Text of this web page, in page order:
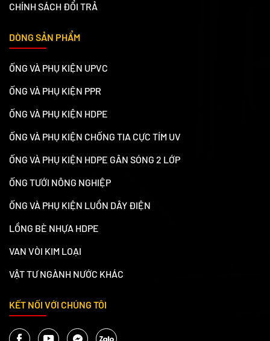
CHÍNH SÁCH ĐỔI TRẢ
DÒNG SẢN PHẨM
ỐNG VÀ PHỤ KIỆN UPVC
ỐNG VÀ PHỤ KIỆN PPR
ỐNG VÀ PHỤ KIỆN HDPE
ỐNG VÀ PHỤ KIỆN CHỐNG TIA CỰC TÍM UV
ỐNG VÀ PHỤ KIỆN HDPE GÂN SÓNG 2 LỚP
ỐNG TƯỚI NÔNG NGHIỆP
ỐNG VÀ PHỤ KIỆN LUỒN DÂY ĐIỆN
LỒNG BÈ NHỰA HDPE
VAN VÒI KIM LOẠI
VẬT TƯ NGÀNH NƯỚC KHÁC
KẾT NỐI VỚI CHÚNG TÔI